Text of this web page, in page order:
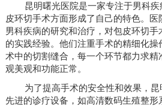
昆明曙光医院是一家专注于男科
皮环切手术方面形成了自己的特色。
男科疾病的研究和治疗，对包皮环切手
的实践经验。他们注重手术的精细化操
术中的切割缝合，每一个环节都力求
观美观和功能正常。
为了提高手术的安全性和效果，
先进的诊疗设备，如高清数码生殖整形